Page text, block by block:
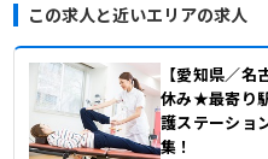
この求人と近いエリアの求人
【愛知県／名
休み★最寄り
護ステーショ
集！